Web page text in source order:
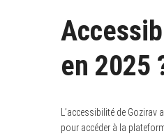
en 2025
L’accessibilité de
pour accéder à la